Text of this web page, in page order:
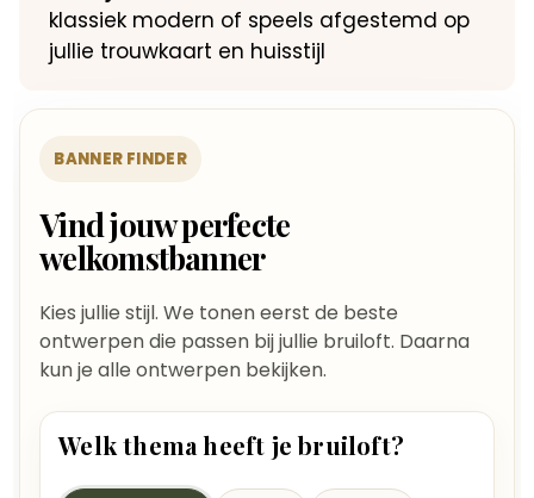
klassiek modern of speels afgestemd op
jullie trouwkaart en huisstijl
BANNER FINDER
Vind jouw perfecte
welkomstbanner
Kies jullie stijl. We tonen eerst de beste
ontwerpen die passen bij jullie bruiloft. Daarna
kun je alle ontwerpen bekijken.
Welk thema heeft je bruiloft?